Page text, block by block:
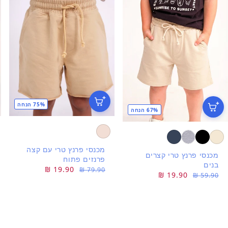
67% הנחה
מכנסי פרנץ טרי קצרים
בנים
מחיר
59.90 ₪
מחיר
19.90 ₪
75% הנחה
מכנסי פרנץ טרי עם קצה
פרנזים פתוח
מחיר
79.90 ₪
מחיר
19.90 ₪